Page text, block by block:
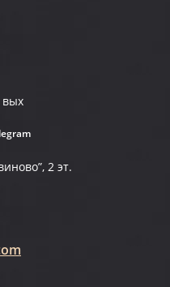
вых
2 эт.